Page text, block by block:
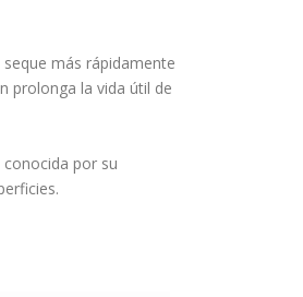
más rápidamente
prolonga la vida útil de
por su